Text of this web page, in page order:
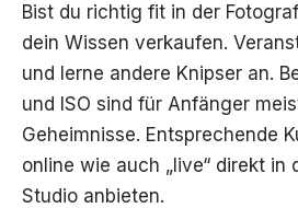
Bist du richtig fit in der
dein Wissen verkaufen.
und lerne andere Knipser an.
und ISO sind für Anfänger
Geheimnisse. Entsprechende
online wie auch „live“ direkt in
Studio anbieten.